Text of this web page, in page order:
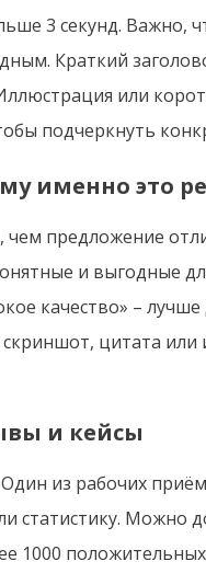
3 секунд. Важно,
Краткий
или
подчеркнуть
именно это
предложение
и выгодные
качество» –
цитата или
и кейсы
из рабочих
статистику. Можно
1000